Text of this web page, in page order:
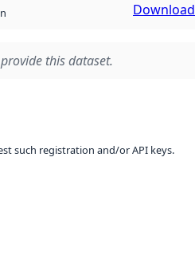
Download
this dataset.
such registration and/or API keys.